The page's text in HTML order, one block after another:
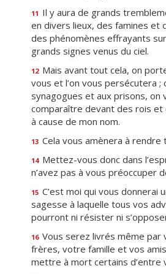
11 Il y aura de grands
en divers lieux, des famines et
des phénomènes effrayants
grands signes venus du ciel.
12 Mais avant tout cela, on
vous et l’on vous persécutera ;
synagogues et aux prisons, on
comparaître devant des rois et
à cause de mon nom.
13 Cela vous amènera à rendre
14 Mettez-vous donc dans
n’avez pas à vous préoccuper
15 C’est moi qui vous donnerai
sagesse à laquelle tous vos
pourront ni résister ni
16 Vous serez livrés même par
frères, votre famille et vos
mettre à mort certains d’entre